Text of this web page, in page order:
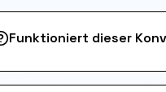
Funktioniert dieser